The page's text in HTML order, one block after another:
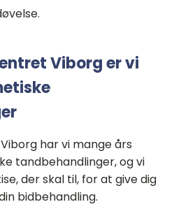
Viborg er vi
har vi mange års
tandbehandlinger, og vi
der skal til, for at give dig
bidbehandling.